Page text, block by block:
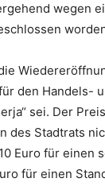
wegen
den Handels-
sei. Der
des Stadtrats
Euro für einen
für einen